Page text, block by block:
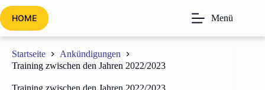
Zum
Inhalt
springen
HOME Menü
Startseite
Ankündigungen
Training zwischen den Jahren 2022/2023
Training zwischen den Jahren 2022/2023